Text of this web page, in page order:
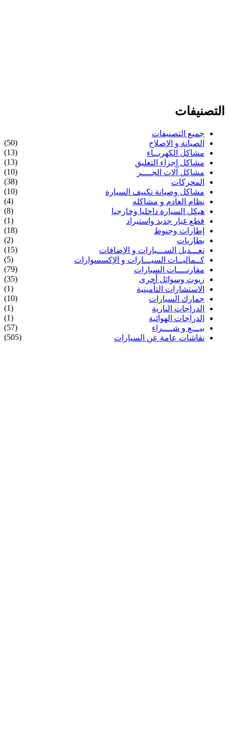
التصنيفات
جميع التصنيفات
الصيانة و الإصلاح
(50)
مشاكل الكهربــاء
(13)
مشاكل اجزاء التعليق
(13)
مشاكل آلات الجــــر
(10)
المحركات
(38)
مشاكل وصيانة تكييف السيارة
(10)
نظام العادم و مشاكله
(4)
هيكل السيارة داخليا وخارجيا
(8)
قطع غيار جديد واستيراد
(1)
إطارات وجنوط
(18)
بطاريات
(2)
تعـــديل الســـيارات و الإضافات
(15)
كــماليــات السيـــارات و الإكسسوارات
(5)
مقارنــــات السيارات
(79)
زيوت وسوائل أخرى
(35)
الاستشارات التأمينية
(1)
جمارك السيارات
(10)
الدراجات النارية
(1)
الدراجات الهوائية
(1)
بيـــع و شــــراء
(57)
نقاشات عامة عن السيارات
(505)